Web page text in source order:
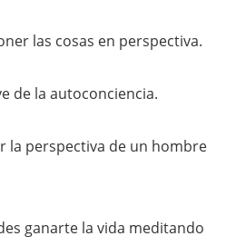
las cosas en perspectiva.
de la autoconciencia.
la perspectiva de un hombre
ganarte la vida meditando